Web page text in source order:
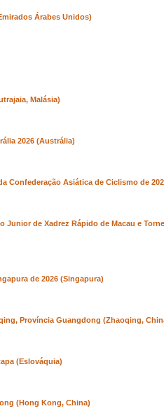
Árabes Unidos)
Malásia)
2026 (Austrália)
Confederação Asiática de Ciclismo de
Junior de Xadrez Rápido de Macau e
de 2026 (Singapura)
Província Guangdong (Zhaoqing,
(Eslováquia)
(Hong Kong, China)